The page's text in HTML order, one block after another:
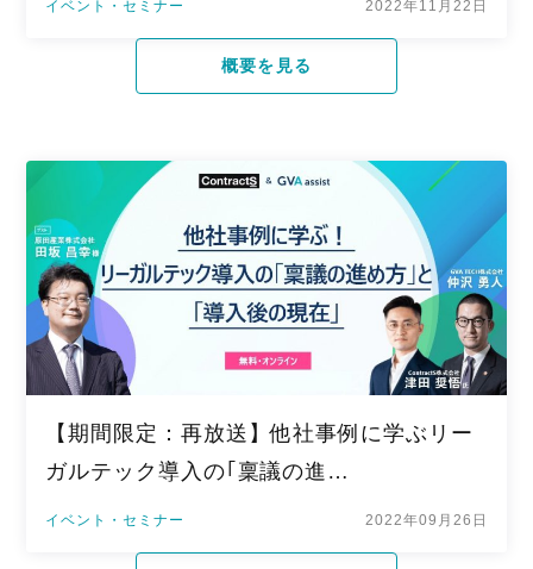
イベント・セミナー 2022年11月22日
概要を見る
【期間限定：再放送】他社事例に学ぶリー
ガルテック導入の｢稟議の進…
イベント・セミナー 2022年09月26日